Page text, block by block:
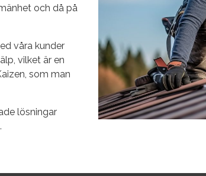
och då på
våra kunder
vilket är en
som man
lösningar